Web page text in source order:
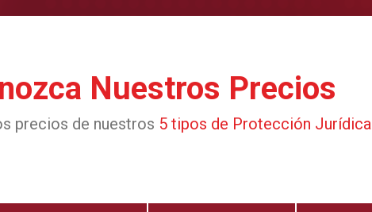
Nuestros Precios
precios de nuestros 5 tipos de Protección Jurídica